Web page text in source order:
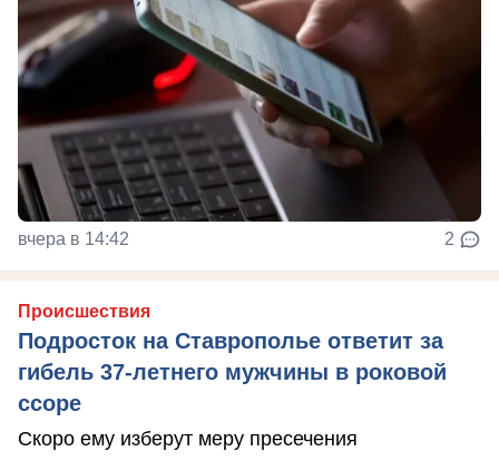
вчера в 14:42 2
Происшествия
Подросток на Ставрополье ответит за
гибель 37-летнего мужчины в роковой
ссоре
Скоро ему изберут меру пресечения